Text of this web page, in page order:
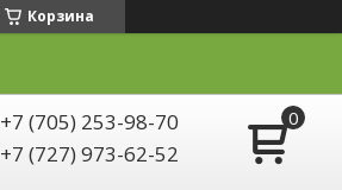
Корзина
+7 (705) 253-98-70
+7 (727) 973-62-52